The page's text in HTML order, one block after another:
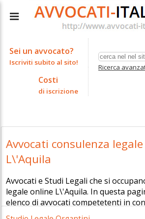
Ricerca
Sei un avvocato?
Iscriviti subito al sito!
Costi
di iscrizione
Avvocati consulenza
L\'Aquila
Avvocati e Studi Legali che si
legale online L\'Aquila. In questa
elenco di avvocati competetenti in
online L\'Aquila.